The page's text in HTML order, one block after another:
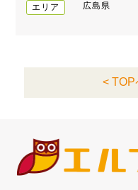
エリア 広島県
< TOP